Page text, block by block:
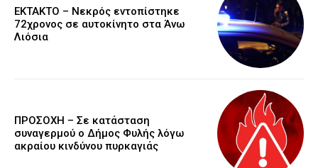
EKTAKTO – Νεκρός εντοπίστηκε
72χρονος σε αυτοκίνητο στα Άνω
Λιόσια
ΠΡΟΣΟΧΗ – Σε κατάσταση
συναγερμού ο Δήμος Φυλής λόγω
ακραίου κινδύνου πυρκαγιάς